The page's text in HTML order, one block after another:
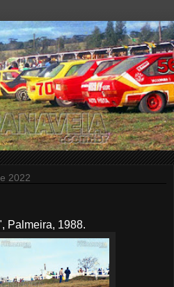
2022
Palmeira, 1988.